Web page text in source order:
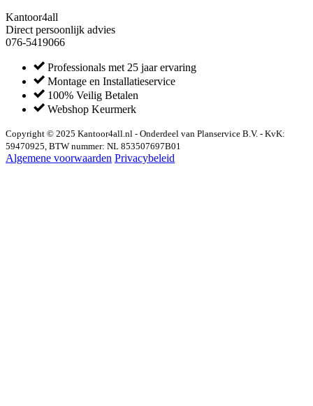
Kantoor4all
Direct persoonlijk advies
076-5419066
Professionals met 25 jaar ervaring
Montage en Installatieservice
100% Veilig Betalen
Webshop Keurmerk
Copyright © 2025 Kantoor4all.nl - Onderdeel van Planservice B.V. - KvK:
59470925, BTW nummer: NL 853507697B01
Algemene voorwaarden Privacybeleid